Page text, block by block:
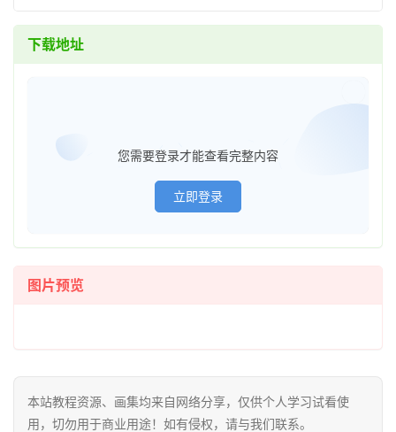
页
程
下载地址
您需要登录才能查看完整内容
立即登录
图片预览
本站教程资源、画集均来自网络分享，仅供个人学习试看使
用，切勿用于商业用途！如有侵权，请与我们联系。